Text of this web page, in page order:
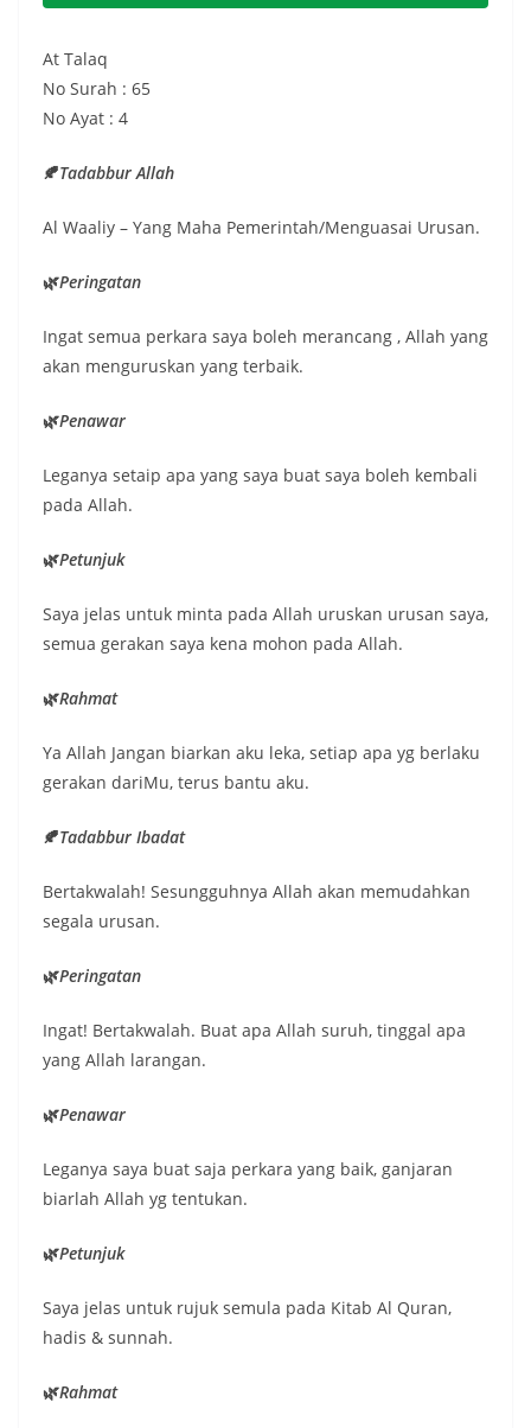
At Talaq
No Surah : 65
No Ayat : 4
🍂Tadabbur Allah
Al Waaliy – Yang Maha Pemerintah/Menguasai Urusan.
🌿Peringatan
Ingat semua perkara saya boleh merancang , Allah yang
akan menguruskan yang terbaik.
🌿Penawar
Leganya setaip apa yang saya buat saya boleh kembali
pada Allah.
🌿Petunjuk
Saya jelas untuk minta pada Allah uruskan urusan saya,
semua gerakan saya kena mohon pada Allah.
🌿Rahmat
Ya Allah Jangan biarkan aku leka, setiap apa yg berlaku
gerakan dariMu, terus bantu aku.
🍂Tadabbur Ibadat
Bertakwalah! Sesungguhnya Allah akan memudahkan
segala urusan.
🌿Peringatan
Ingat! Bertakwalah. Buat apa Allah suruh, tinggal apa
yang Allah larangan.
🌿Penawar
Leganya saya buat saja perkara yang baik, ganjaran
biarlah Allah yg tentukan.
🌿Petunjuk
Saya jelas untuk rujuk semula pada Kitab Al Quran,
hadis & sunnah.
🌿Rahmat